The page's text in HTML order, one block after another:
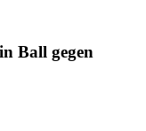
Ball gegen